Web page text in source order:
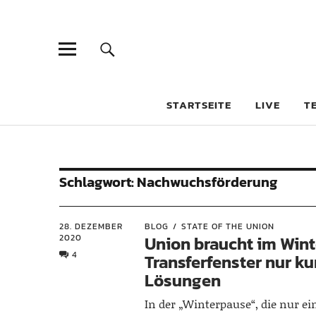
STARTSEITE LIVE
Schlagwort:Nachwuchsförderung
28. DEZEMBER
2020
4
BLOG STATE OF THE UNION
Union braucht im
Transferfenster nur
Lösungen
In der „Winterpause“, die nur